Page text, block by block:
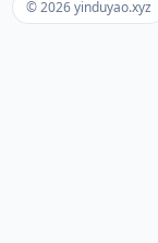
© 2026 yinduyao.xyz